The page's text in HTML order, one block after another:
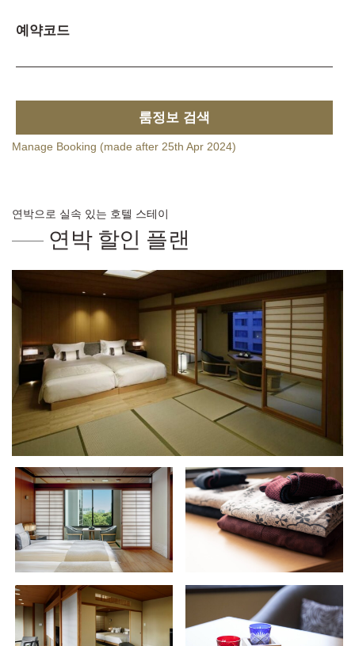
예약코드
룸정보 검색
Manage Booking (made after 25th Apr 2024)
연박으로 실속 있는 호텔 스테이
연박 할인 플랜